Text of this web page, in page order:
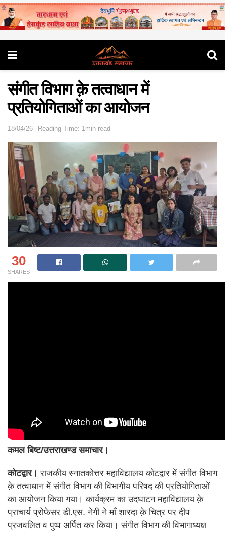
संगीत विभाग क़े तत्वाधान में
प्रतियोगिताओं का आयोजन
18/04/26 Reading Time: 1min read
30
SHARES
कमल बिष्ट/उत्तराखण्ड समाचार।
कोटद्वार। राजकीय स्नातकोत्तर महाविद्यालय कोटद्वार में संगीत विभाग
क़े तत्वाधान में संगीत विभाग की विभागीय परिषद की प्रतियोगिताओं
का आयोजन किया गया। कार्यक्रम का उदघाटन महाविद्यालय क़े
प्राचार्य प्रोफेसर डी.एस. नेगी ने माँ शारदा क़े चित्र पर दीप
प्रजवलित व पुष्प अर्पित कर किया। संगीत विभाग की विभागाध्यक्ष